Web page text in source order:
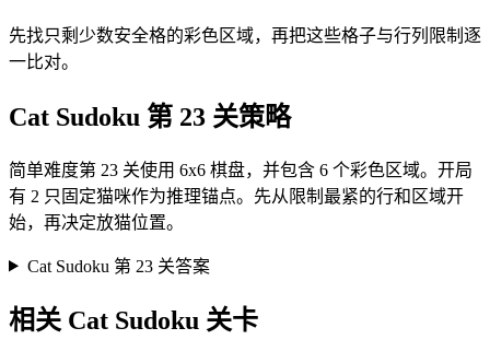
先找只剩少数安全格的彩色区域，再把这些格子与行列限制逐
一比对。
Cat Sudoku 第 23 关策略
简单难度第 23 关使用 6x6 棋盘，并包含 6 个彩色区域。开局
有 2 只固定猫咪作为推理锚点。先从限制最紧的行和区域开
始，再决定放猫位置。
Cat Sudoku 第 23 关答案
相关 Cat Sudoku 关卡